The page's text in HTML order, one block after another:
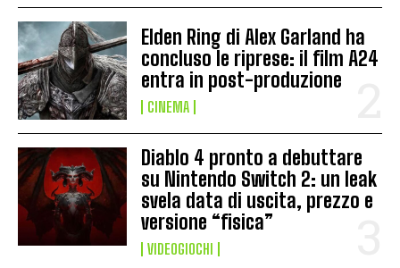
Elden Ring di Alex Garland ha
concluso le riprese: il film A24
entra in post-produzione
CINEMA
Diablo 4 pronto a debuttare
su Nintendo Switch 2: un leak
svela data di uscita, prezzo e
versione “fisica”
VIDEOGIOCHI